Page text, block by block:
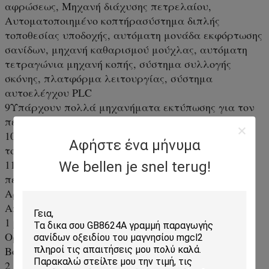
Αφήστε ένα μήνυμα
We bellen je snel terug!
αφρώσεως, Μηχανή διάχυσης πετρελαίου,
Αυτοματοποιημένο κοπτήρασύστημα διπλής
τοποθεσίας υποδοχής, αυτόματη μονάδα εκφόρτωσης
σανίδων, μηχανή καθαρισμού μούχλας, αυτόματη
τετραγώνια μηχανή κοπής, σύστημα συλλογής
σκόνης, πλατφόρμα λειτουργίας, σύστημα
αυτοελέγχου PLC
9Υπάρχουν πολλά μηχανήματα εκτύπωσης για τον
πελάτη να επιλέξει.
10Η αγορά της γραμμής παραγωγής περιλαμβάνει
το κόστος μεταφοράς τεχνολογίας.
11Φυτέψτε δύο τεχνικούς για την πλευρά του
πελάτη, και ο χρόνος είναι 7 ημέρες.
Αριθμός των στοιχείων δοκιμής Τυπικοί δείκτες
Αποτελέσματα δοκιμής
1 βαθμοί κάμψης
Οριζόντια > =22Mpa 24,9Mpa Επαρκής
Βόρειος > =17 Mpa 21,4Mpa
2 Δύναμη πρόσκρουσης > =2,0 KJ/m2 3,7 KJ/m2